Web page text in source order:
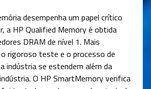
desempenha um papel crítico
a HP Qualified Memory é obtida
DRAM de nível 1. Mais
rigoroso teste e o processo de
indústria se estendem além da
O HP SmartMemory verifica